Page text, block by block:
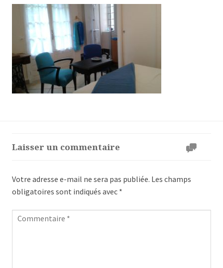
Laisser un commentaire
Votre adresse e-mail ne sera pas publiée. Les champs
obligatoires sont indiqués avec *